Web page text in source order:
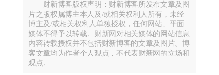
去？1996年的《天下》杂志，惊呼宝岛正在变成“垃圾岛”。
这也是我们再熟悉不过的一个过程：经济起飞，垃圾围城；填埋没地，焚烧
遇阻。2000年，大陆曾经启动北、上、广、深等八城市的垃圾分类减量试
点，10后的今天，它们全部以失败告终。而同样用了10年，一个佛教慈善组
财新博客版权声明：财新博客所发布文章及图
片之版权属博主本人及/或相关权利人所有，未经
博主及/或相关权利人单独授权，任何网站、平面
媒体不得予以转载。财新网对相关媒体的网站信息
内容转载授权并不包括财新博客的文章及图片。博
客文章均为作者个人观点，不代表财新网的立场和
观点。